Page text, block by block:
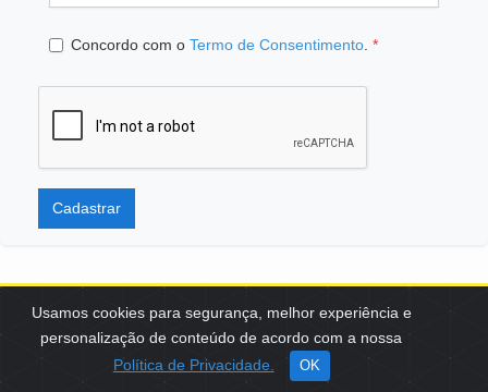
Usamos cookies para segurança, melhor experiência e
personalização de conteúdo de acordo com a nossa
Política de Privacidade.
OK
Concordo com o Termo de Consentimento *
Cadastrar
SCES, TRECHO 02, LOTE 22 CEP: 70200-002 | BRASÍLIA (DF) | +55
61 3108-7000 / FBB@FBB.ORG.BR